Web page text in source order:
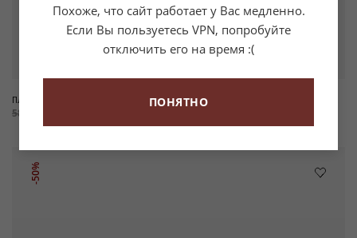
ПЛАТЬЕ ИЗ ДЕНИМА RANIA
58 900 ₽
БРЮКИ ШИРОКОГО КРОЯ ИЗ ДЕНИМА
REMY
45 900 ₽ -50%22 950 ₽
-50%
Похоже, что сайт работает у Вас медленно.
Если Вы пользуетесь VPN, попробуйте
отключить его на время :(
ПОНЯТНО